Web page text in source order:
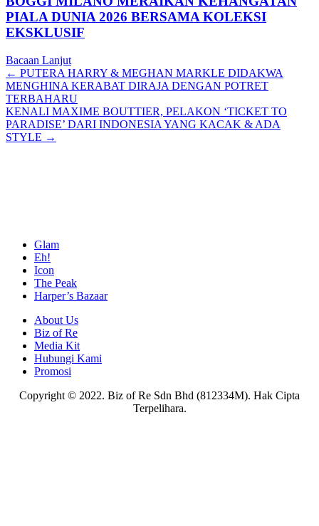
PIALA DUNIA 2026 BERSAMA KOLEKSI
EKSKLUSIF
Bacaan Lanjut
Posts
navigation
← PUTERA HARRY & MEGHAN MARKLE DIDAKWA
MENGHINA KERABAT DIRAJA DENGAN POTRET
TERBAHARU
KENALI MAXIME BOUTTIER, PELAKON ‘TICKET TO
PARADISE’ DARI INDONESIA YANG KACAK & ADA
STYLE →
Glam
Eh!
Icon
The Peak
Harper’s Bazaar
About Us
Biz of Re
Media Kit
Hubungi Kami
Promosi
Copyright © 2022. Biz of Re Sdn Bhd (812334M). Hak Cipta
Terpelihara.